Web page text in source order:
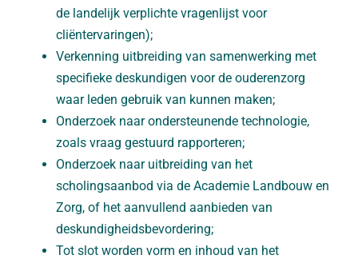
de landelijk verplichte vragenlijst voor
cliëntervaringen);
Verkenning uitbreiding van samenwerking met
specifieke deskundigen voor de ouderenzorg
waar leden gebruik van kunnen maken;
Onderzoek naar ondersteunende technologie,
zoals vraag gestuurd rapporteren;
Onderzoek naar uitbreiding van het
scholingsaanbod via de Academie Landbouw en
Zorg, of het aanvullend aanbieden van
deskundigheidsbevordering;
Tot slot worden vorm en inhoud van het